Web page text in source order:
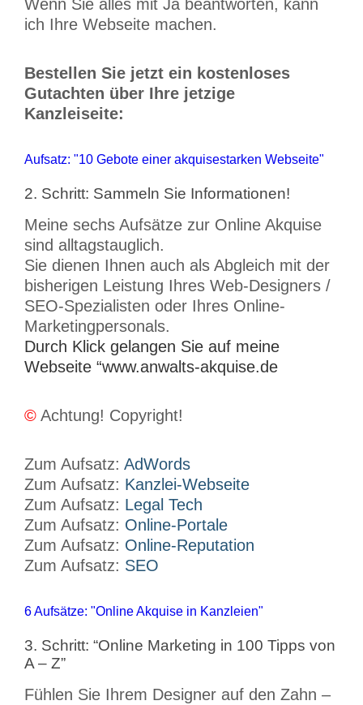
Wenn Sie alles mit Ja beantworten, kann
ich Ihre Webseite machen.
Bestellen Sie jetzt ein kostenloses
Gutachten über Ihre jetzige
Kanzleiseite:
Aufsatz: "10 Gebote einer akquisestarken Webseite"
2. Schritt: Sammeln Sie Informationen!
Meine sechs Aufsätze zur Online Akquise
sind alltagstauglich.
Sie dienen Ihnen auch als Abgleich mit der
bisherigen Leistung Ihres Web-Designers /
SEO-Spezialisten oder Ihres Online-
Marketingpersonals.
Durch Klick gelangen Sie auf meine
Webseite “www.anwalts-akquise.de
© Achtung! Copyright!
Zum Aufsatz: AdWords
Zum Aufsatz: Kanzlei-Webseite
Zum Aufsatz: Legal Tech
Zum Aufsatz: Online-Portale
Zum Aufsatz: Online-Reputation
Zum Aufsatz: SEO
6 Aufsätze: "Online Akquise in Kanzleien"
3. Schritt: “Online Marketing in 100 Tipps von
A – Z”
Fühlen Sie Ihrem Designer auf den Zahn –